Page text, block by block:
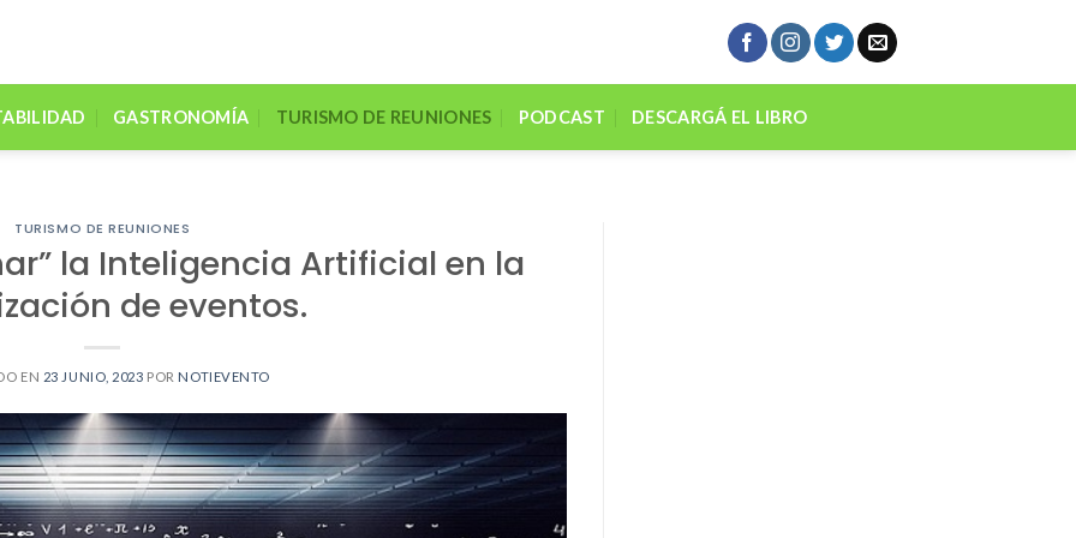
GASTRONOMÍA TURISMO DE REUNIONES PODCAST DESCARGÁ EL LIBRO
TURISMO DE REUNIONES
la Inteligencia Artificial en la
de eventos.
EN 23 JUNIO, 2023 POR NOTIEVENTO